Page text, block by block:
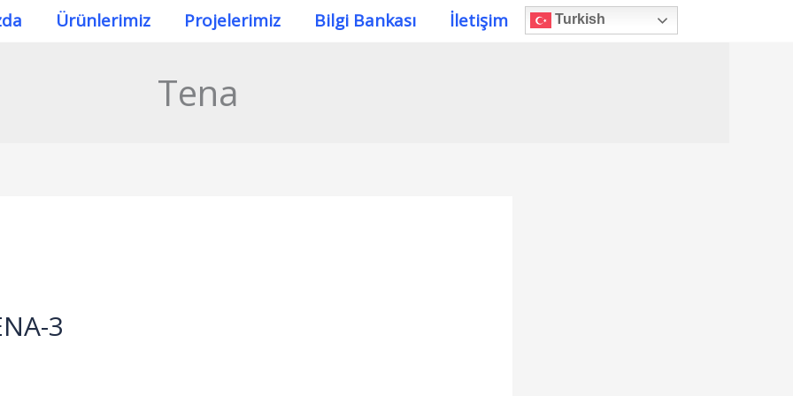
Ürünlerimiz Projelerimiz Bilgi Bankası İletişim Turkish
Tena
3